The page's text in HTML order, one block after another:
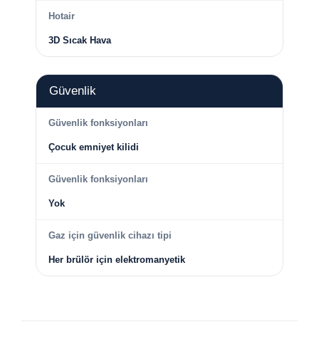
Hotair
3D Sıcak Hava
Güvenlik
Güvenlik fonksiyonları
Çocuk emniyet kilidi
Güvenlik fonksiyonları
Yok
Gaz için güvenlik cihazı tipi
Her brülör için elektromanyetik